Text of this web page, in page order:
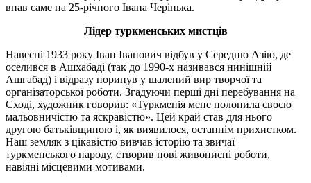
впав саме на 25-річного Івана Черінька.
Лідер туркменських мистців
Навесні 1933 року Іван Іванович відбув у Середню Азію, де
оселився в Ашхабаді (так до 1990-х називався нинішній
Ашгабад) і відразу поринув у шалений вир творчої та
організаторської роботи. Згадуючи перші дні перебування на
Сході, художник говорив: «Туркменія мене полонила своєю
мальовничістю та яскравістю». Цей край став для нього
другою батьківщиною і, як виявилося, останнім прихистком.
Наш земляк з цікавістю вивчав історію та звичаї
туркменського народу, створив нові живописні роботи,
навіяні місцевими мотивами.